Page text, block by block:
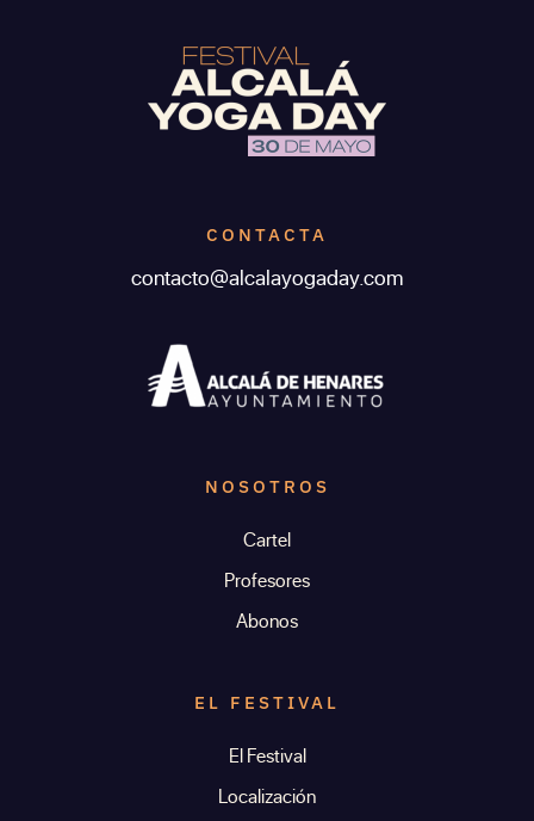
CONTACTA
contacto@alcalayogaday.com
NOSOTROS
Cartel
Profesores
Abonos
EL FESTIVAL
El Festival
Localización